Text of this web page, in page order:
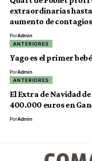
extraordinarias hasta
aumento de
PorAdmin
ANTERIORES
Yago es el primer
PorAdmin
ANTERIORES
El Extra de Navidad
400.000 euros en
PorAdmin